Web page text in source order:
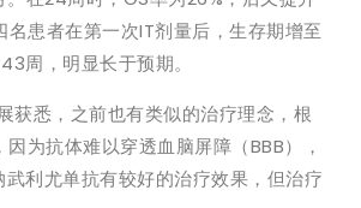
名患者在第一次IT剂量后，生存期增至
周，明显长于预期。
获悉，之前也有类似的治疗理念，根
为抗体难以穿透血脑屏障（BBB），
武利尤单抗有较好的治疗效果，但治疗